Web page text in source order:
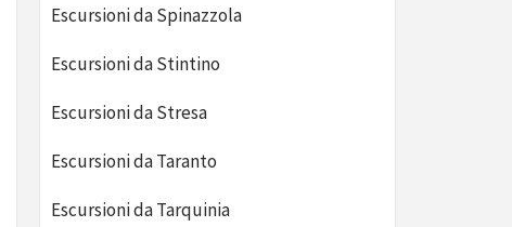
Escursioni da Spinazzola
Escursioni da Stintino
Escursioni da Stresa
Escursioni da Taranto
Escursioni da Tarquinia